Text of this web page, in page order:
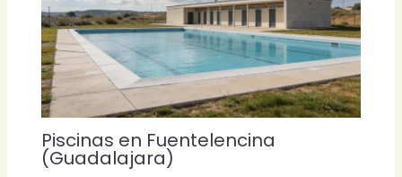
Piscinas en Fuentelencina
(Guadalajara)